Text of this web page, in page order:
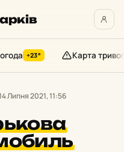
+23° Карта тривог
Липня 2021, 11:56